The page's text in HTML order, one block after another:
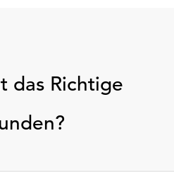
das Richtige